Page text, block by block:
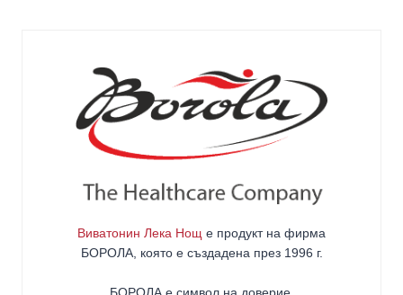
Виватонин Лека Нощ е продукт на фирма
БОРОЛА, която е създадена през 1996 г.